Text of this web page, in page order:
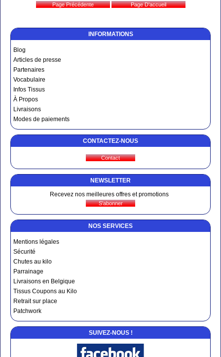
INFORMATIONS
Blog
Articles de presse
Partenaires
Vocabulaire
Infos Tissus
À Propos
Livraisons
Modes de paiements
CONTACTEZ-NOUS
NEWSLETTER
Recevez nos meilleures offres et promotions
NOS SERVICES
Mentions légales
Sécurité
Chutes au kilo
Parrainage
Livraisons en Belgique
Tissus Coupons au Kilo
Retrait sur place
Patchwork
SUIVEZ-NOUS !